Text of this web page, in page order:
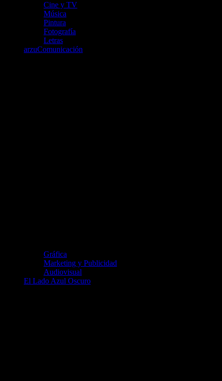
Cine y TV
Música
Pintura
Fotografía
Letras
arzuComunicación
Gráfica
Marketing y Publicidad
Audiovisual
El Lado Azul Oscuro